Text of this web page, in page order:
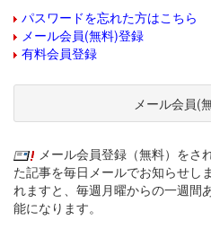
パスワードを忘れた方はこちら
メール会員(無料)登録
有料会員登録
メール会員(
メール会員登録（無料）をさ
た記事を毎日メールでお知らせし
れますと、毎週月曜からの一週間
能になります。